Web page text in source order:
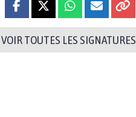
VOIR TOUTES LES SIGNATURES